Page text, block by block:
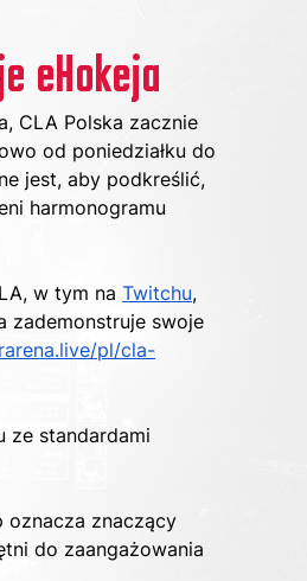
eHokeja
CLA Polska zacznie
od poniedziałku do
jest, aby podkreślić,
harmonogramu
w tym na Twitchu,
zademonstruje swoje
pl/cla-
ze standardami
oznacza znaczący
do zaangażowania